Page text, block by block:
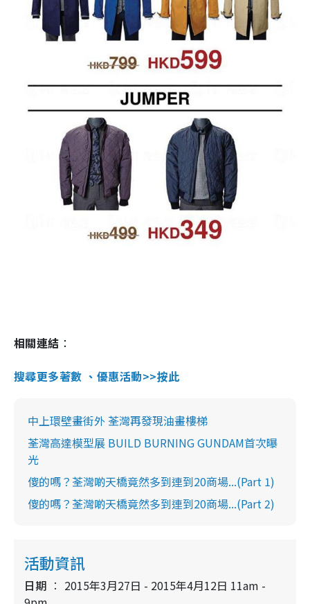
相關連結 ：
搜尋更多著數 、優惠活動>>按此
中上環壁畫街外 荃灣再發現油畫樓梯
荃灣高達模型展 BUILD BURNING GUNDAM首次曝
光
傻的嗎？荃灣啲天橋竟然多到連到20商場...(Part 1)
傻的嗎？荃灣啲天橋竟然多到連到20商場...(Part 2)
活動資訊
日期
2015年3月27日 - 2015年4月12日 11am -